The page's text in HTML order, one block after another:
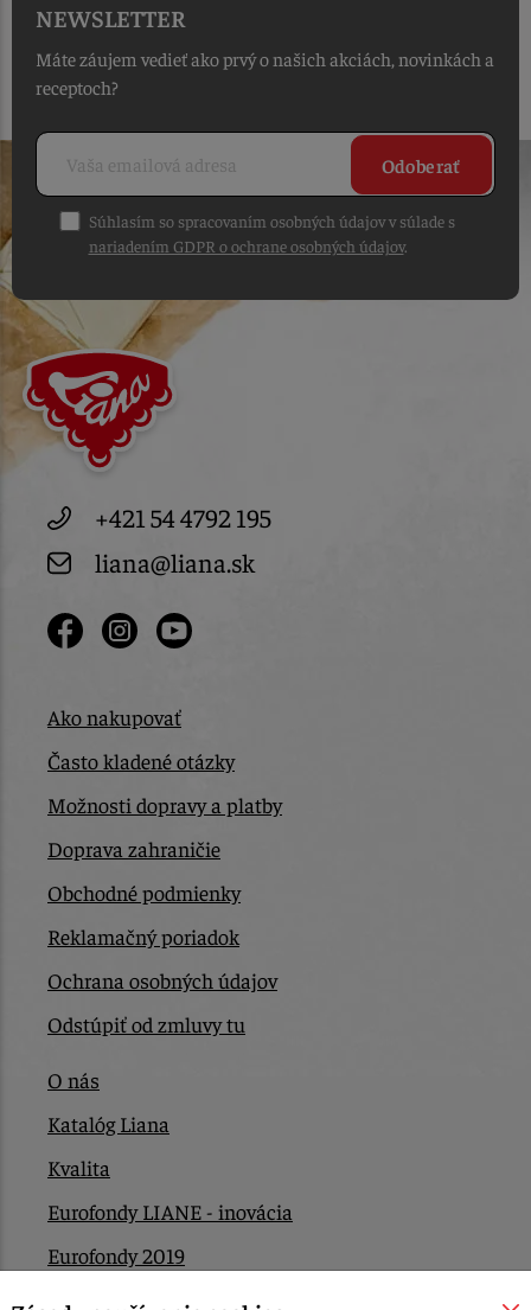
NEWSLETTER
Máte záujem vedieť ako prvý o našich akciách, novinkách a
receptoch?
Odoberať
Súhlasím so spracovaním osobných údajov v súlade s
nariadením GDPR o ochrane osobných údajov.
+421 54 4792 195
liana@liana.sk
Ako nakupovať
Často kladené otázky
Možnosti dopravy a platby
Doprava zahraničie
Obchodné podmienky
Reklamačný poriadok
Ochrana osobných údajov
Odstúpiť od zmluvy tu
O nás
Katalóg Liana
Kvalita
Eurofondy LIANE - inovácia
Eurofondy 2019
Eurofondy 2022/2023